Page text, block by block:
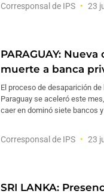
Corresponsal de IPS 23
PARAGUAY:
muerte a banca
El proceso de desaparición
Paraguay se aceleró este
caer en dominó siete bancos
Corresponsal de IPS 23
SRI LANKA: